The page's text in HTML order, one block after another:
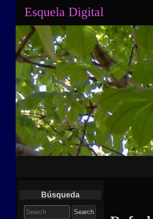
Esquela Digital
Búsqueda
Search